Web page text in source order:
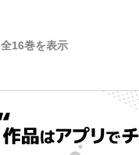
全16巻を表示